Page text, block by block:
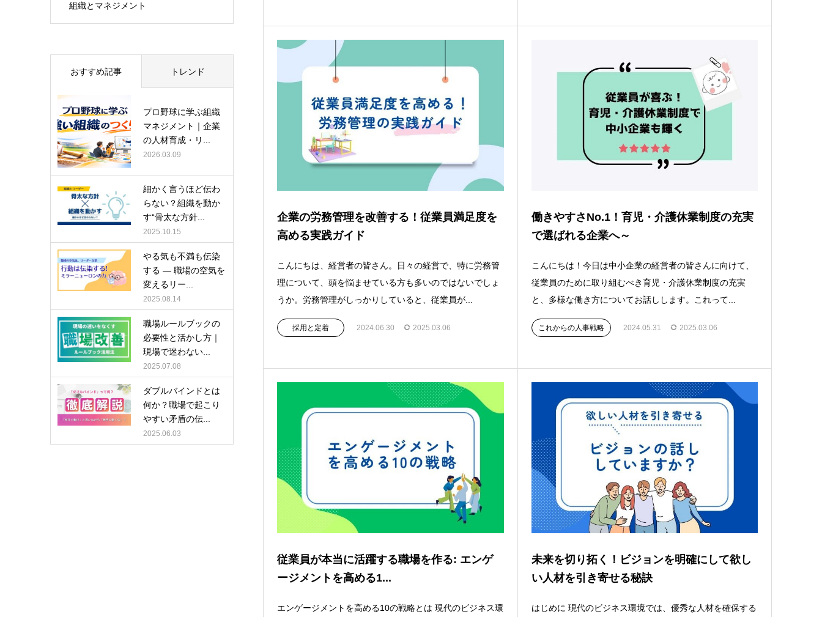
組織とマネジメント
企業の労務管理を改善する！従業員満足度を
高める実践ガイド
こんにちは、経営者の皆さん。日々の経営で、特に労務管
理について、頭を悩ませている方も多いのではないでしょ
うか。労務管理がしっかりしていると、従業員が...
採用と定着 2024.06.30 2025.03.06
働きやすさNo.1！育児・介護休業制度の充実
で選ばれる企業へ～
こんにちは！今日は中小企業の経営者の皆さんに向けて、
従業員のために取り組むべき育児・介護休業制度の充実
と、多様な働き方についてお話しします。これって...
これからの人事戦略 2024.05.31 2025.03.06
従業員が本当に活躍する職場を作る: エンゲ
ージメントを高める1...
エンゲージメントを高める10の戦略とは 現代のビジネス環
未来を切り拓く！ビジョンを明確にして欲し
い人材を引き寄せる秘訣
はじめに 現代のビジネス環境では、優秀な人材を確保する
おすすめ記事 トレンド
プロ野球に学ぶ組織
マネジメント｜企業
の人材育成・リ...
2026.03.09
細かく言うほど伝わ
らない？組織を動か
す“骨太な方針...
2025.10.15
やる気も不満も伝染
する ― 職場の空気を
変えるリー...
2025.08.14
職場ルールブックの
必要性と活かし方｜
現場で迷わない...
2025.07.08
ダブルバインドとは
何か？職場で起こり
やすい矛盾の伝...
2025.06.03